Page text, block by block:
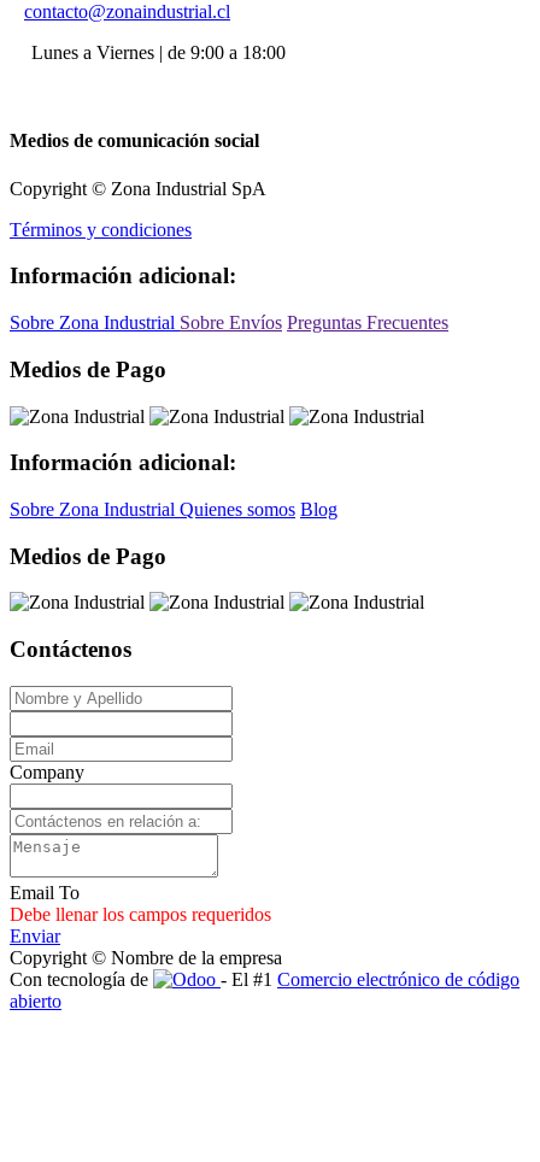
contacto@zonaindustrial.cl
Lunes a Viernes | de 9:00 a 18:00
Medios de comunicación social
Copyright © Zona Industrial SpA
Términos y condiciones
Información adicional:
Sobre Zona Industrial Sobre Envíos Preguntas Frecuentes
Medios de Pago
Información adicional:
Sobre Zona Industrial Quienes somos Blog
Medios de Pago
Contáctenos
Company
Email To
Debe llenar los campos requeridos
Enviar
Copyright © Nombre de la empresa
Con tecnología de
- El #1 Comercio electrónico de código
abierto